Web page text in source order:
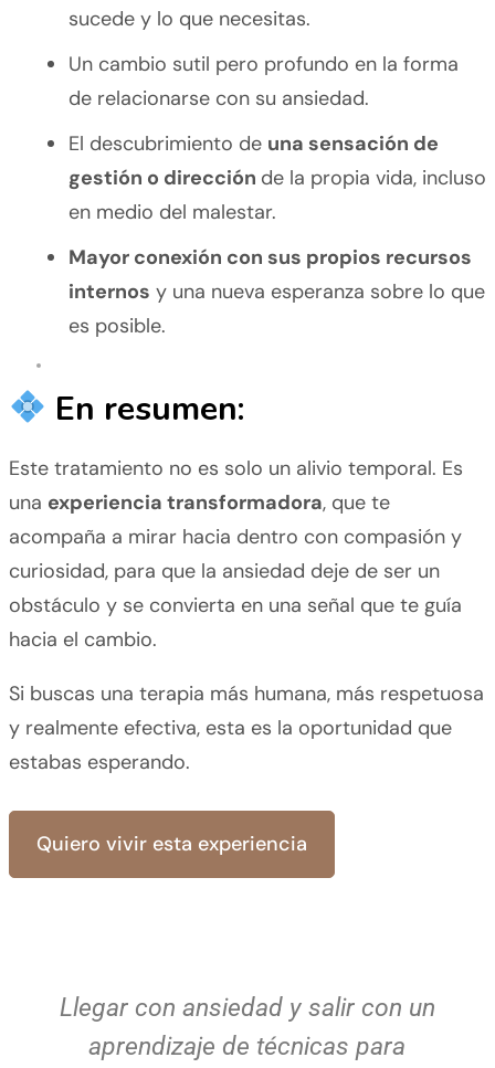
sucede y lo que necesitas.
Un cambio sutil pero profundo en la forma
de relacionarse con su ansiedad.
El descubrimiento de una sensación de
gestión o dirección de la propia vida, incluso
en medio del malestar.
Mayor conexión con sus propios recursos
internos y una nueva esperanza sobre lo que
es posible.
En resumen:
Este tratamiento no es solo un alivio temporal. Es
una experiencia transformadora, que te
acompaña a mirar hacia dentro con compasión y
curiosidad, para que la ansiedad deje de ser un
obstáculo y se convierta en una señal que te guía
hacia el cambio.
Si buscas una terapia más humana, más respetuosa
y realmente efectiva, esta es la oportunidad que
estabas esperando.
Quiero vivir esta experiencia
Llegar con ansiedad y salir con un
aprendizaje de técnicas para